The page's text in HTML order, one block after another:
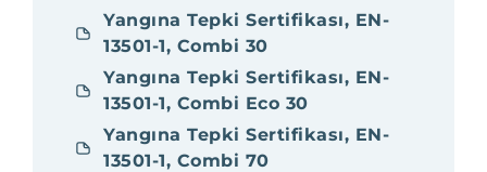
Yangına Tepki Sertifikası, EN-
13501-1, Combi 30
Yangına Tepki Sertifikası, EN-
13501-1, Combi Eco 30
Yangına Tepki Sertifikası, EN-
13501-1, Combi 70